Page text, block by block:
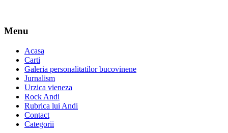
Menu
Acasa
Carti
Galeria personalitatilor bucovinene
Jurnalism
Urzica vieneza
Rock Andi
Rubrica lui Andi
Contact
Categorii